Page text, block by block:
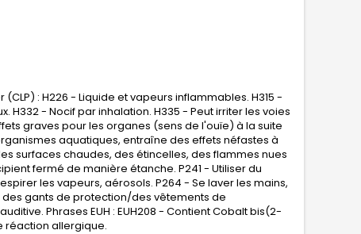
: H226 - Liquide et vapeurs inflammables. H315 -
H332 - Nocif par inhalation. H335 - Peut irriter les voies
graves pour les organes (sens de l'ouïe) à la suite
aquatiques, entraîne des effets néfastes à
surfaces chaudes, des étincelles, des flammes nues
fermé de manière étanche. P241 - Utiliser du
les vapeurs, aérosols. P264 - Se laver les mains,
gants de protection/des vêtements de
Phrases EUH : EUH208 - Contient Cobalt bis(2-
réaction allergique.